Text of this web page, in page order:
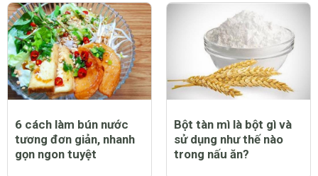
6 cách làm bún nước
tương đơn giản, nhanh
gọn ngon tuyệt
Bột tàn mì là bột gì và
sử dụng như thế nào
trong nấu ăn?